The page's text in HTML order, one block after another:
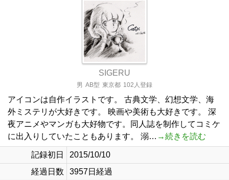
SIGERU
男 AB型 東京都 102人登録
アイコンは自作イラストです。 古典文学、幻想文学、海
外ミステリが大好きです。 映画や美術も大好きです。 深
夜アニメやマンガも大好物です。同人誌を制作してコミケ
に出入りしていたこともあります。 溺… →続きを読む
記録初日
2015/10/10
経過日数
3957日経過